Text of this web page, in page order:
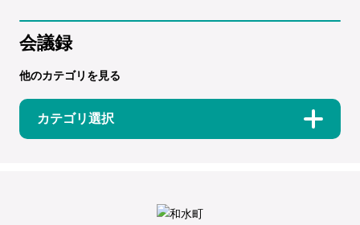
会議録
他のカテゴリを見る
カテゴリ選択